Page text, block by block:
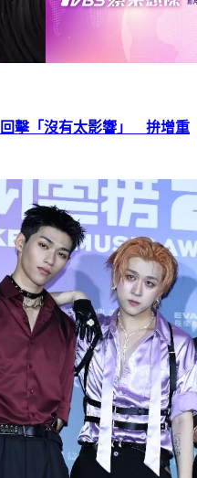
回擊「沒有太影響」 拚增重